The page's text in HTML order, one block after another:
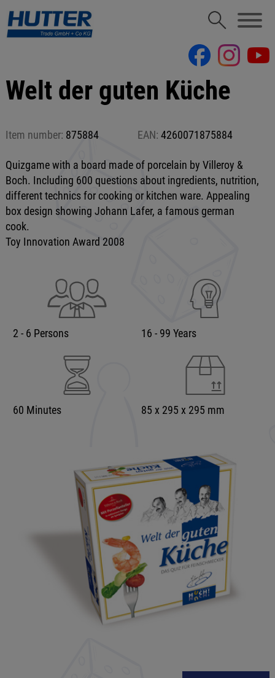
Welt der guten Küche
Item number: 875884 EAN: 4260071875884
Quizgame with a board made of porcelain by Villeroy &
Boch. Including 600 questions about ingredients, nutrition,
different technics for cooking or kitchen ware. Appealing
box design showing Johann Lafer, a famous german
cook.
Toy Innovation Award 2008
2 - 6 Persons 16 - 99 Years
60 Minutes 85 x 295 x 295 mm